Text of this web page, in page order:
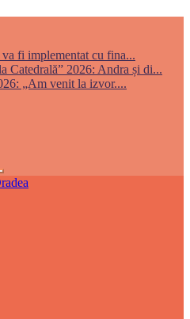
fi implementat cu fina...
2026: Andra și di...
„Am venit la izvor....